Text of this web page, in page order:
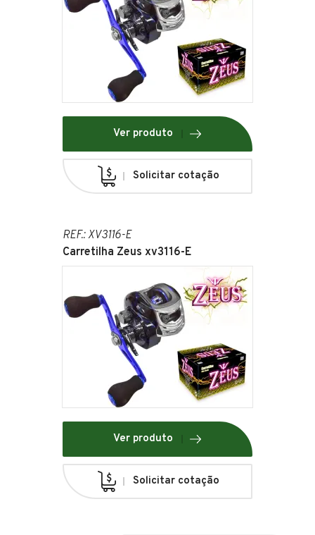
Ver produto
Solicitar cotação
REF.: XV3116-E
Carretilha Zeus xv3116-E
Ver produto
Solicitar cotação